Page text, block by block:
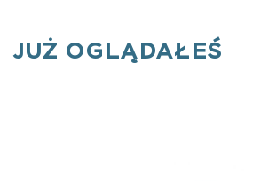
JUŻ OGLĄDAŁEŚ